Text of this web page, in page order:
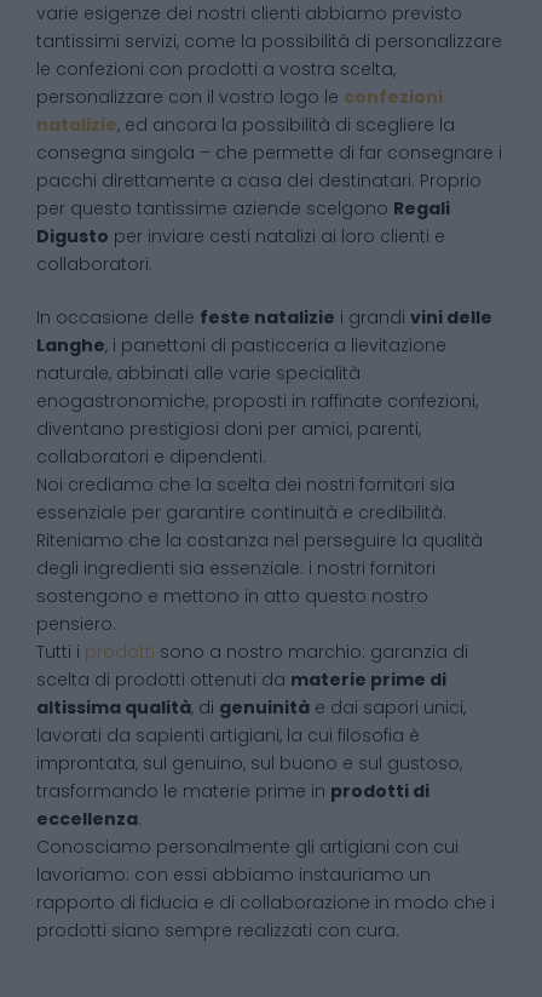
varie esigenze dei nostri clienti abbiamo previsto
tantissimi servizi, come la possibilità di personalizzare
le confezioni con prodotti a vostra scelta,
personalizzare con il vostro logo le confezioni
natalizie, ed ancora la possibilità di scegliere la
consegna singola – che permette di far consegnare i
pacchi direttamente a casa dei destinatari. Proprio
per questo tantissime aziende scelgono Regali
Digusto per inviare cesti natalizi ai loro clienti e
collaboratori.
In occasione delle feste natalizie i grandi vini delle
Langhe, i panettoni di pasticceria a lievitazione
naturale, abbinati alle varie specialità
enogastronomiche, proposti in raffinate confezioni,
diventano prestigiosi doni per amici, parenti,
collaboratori e dipendenti.
Noi crediamo che la scelta dei nostri fornitori sia
essenziale per garantire continuità e credibilità.
Riteniamo che la costanza nel perseguire la qualità
degli ingredienti sia essenziale: i nostri fornitori
sostengono e mettono in atto questo nostro
pensiero.
Tutti i prodotti sono a nostro marchio: garanzia di
scelta di prodotti ottenuti da materie prime di
altissima qualità, di genuinità e dai sapori unici,
lavorati da sapienti artigiani, la cui filosofia è
improntata, sul genuino, sul buono e sul gustoso,
trasformando le materie prime in prodotti di
eccellenza.
Conosciamo personalmente gli artigiani con cui
lavoriamo: con essi abbiamo instauriamo un
rapporto di fiducia e di collaborazione in modo che i
prodotti siano sempre realizzati con cura.